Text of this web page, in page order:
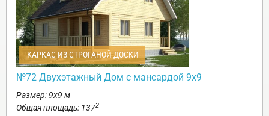
КАРКАС ИЗ СТРОГАНОЙ ДОСКИ
№72 Двухэтажный Дом с мансардой 9х9
Размер: 9х9 м
Общая площадь: 1372